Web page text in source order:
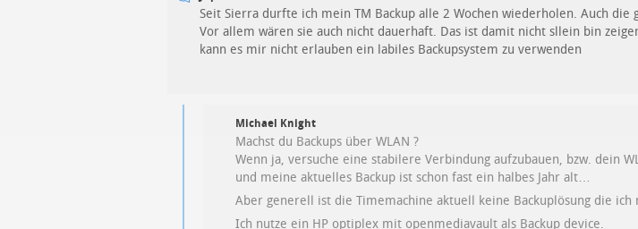
Seit Sierra durfte ich mein TM Backup alle 2 Wochen wiederholen. Auch
Vor allem wären sie auch nicht dauerhaft. Das ist damit nicht sllein bin
kann es mir nicht erlauben ein labiles Backupsystem zu verwenden
Michael Knight
Machst du Backups über WLAN ?
Wenn ja, versuche eine stabilere Verbindung aufzubauen, bzw. dein
und meine aktuelles Backup ist schon fast ein halbes Jahr alt…
Aber generell ist die Timemachine aktuell keine Backuplösung die
Ich nutze ein HP optiplex mit openmediavault als Backup device.